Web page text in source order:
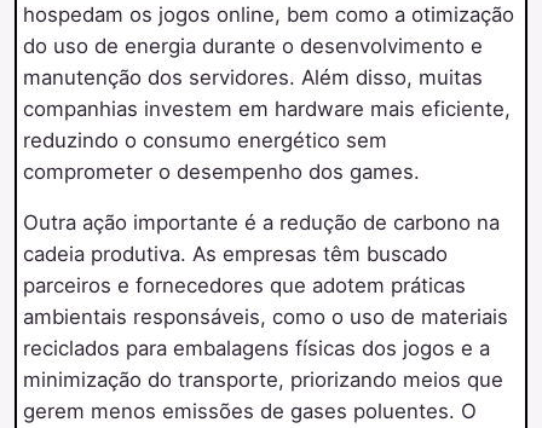
hospedam os jogos online, bem como a otimização
do uso de energia durante o desenvolvimento e
manutenção dos servidores. Além disso, muitas
companhias investem em hardware mais eficiente,
reduzindo o consumo energético sem
comprometer o desempenho dos games.
Outra ação importante é a redução de carbono na
cadeia produtiva. As empresas têm buscado
parceiros e fornecedores que adotem práticas
ambientais responsáveis, como o uso de materiais
reciclados para embalagens físicas dos jogos e a
minimização do transporte, priorizando meios que
gerem menos emissões de gases poluentes. O